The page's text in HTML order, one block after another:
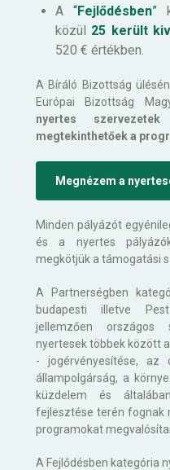
A “Fejlődésben”
közül 25 került
520 € értékben.
A Bíráló Bizottság
Európai Bizottság
nyertes
megtekinthetőek a
Megnézem a
Minden pályázót
és a nyertes
megkötjük a támogatási
A Partnerségben
budapesti illetve
jellemzően országos
nyertesek többek között
- jogérvényesítése,
állampolgárság, a
küzdelem és
fejlesztése terén fognak
programokat
A Fejlődésben kategória